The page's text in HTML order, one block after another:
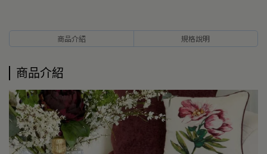
商品介紹 規格說明
商品介紹